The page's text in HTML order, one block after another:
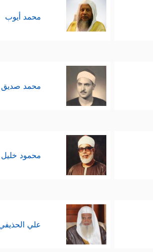
محمد أيوب
محمد صديق
محمود
علي